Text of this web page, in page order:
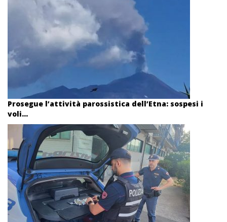
Prosegue l’attività parossistica dell’Etna: sospesi i
voli...